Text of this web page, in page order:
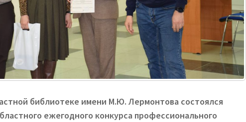
библиотеке имени М.Ю. Лермонтова состоялся
ежегодного конкурса профессионального